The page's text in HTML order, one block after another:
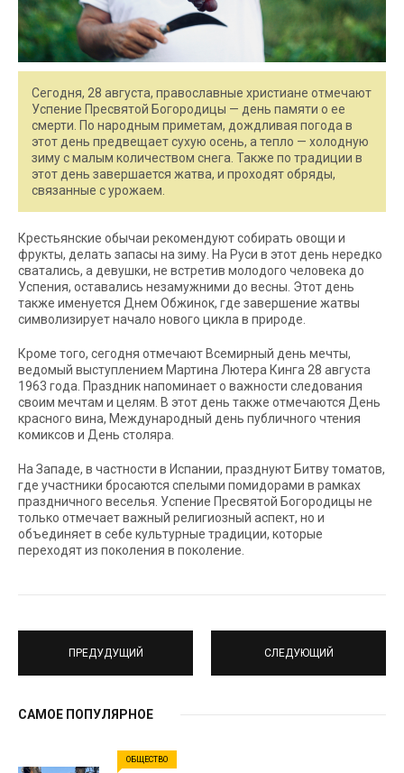
Сегодня, 28 августа, православные христиане отмечают
Успение Пресвятой Богородицы — день памяти о ее
смерти. По народным приметам, дождливая погода в
этот день предвещает сухую осень, а тепло — холодную
зиму с малым количеством снега. Также по традиции в
этот день завершается жатва, и проходят обряды,
связанные с урожаем.
Крестьянские обычаи рекомендуют собирать овощи и
фрукты, делать запасы на зиму. На Руси в этот день нередко
сватались, а девушки, не встретив молодого человека до
Успения, оставались незамужними до весны. Этот день
также именуется Днем Обжинок, где завершение жатвы
символизирует начало нового цикла в природе.
Кроме того, сегодня отмечают Всемирный день мечты,
ведомый выступлением Мартина Лютера Кинга 28 августа
1963 года. Праздник напоминает о важности следования
своим мечтам и целям. В этот день также отмечаются День
красного вина, Международный день публичного чтения
комиксов и День столяра.
На Западе, в частности в Испании, празднуют Битву томатов,
где участники бросаются спелыми помидорами в рамках
праздничного веселья. Успение Пресвятой Богородицы не
только отмечает важный религиозный аспект, но и
объединяет в себе культурные традиции, которые
переходят из поколения в поколение.
ПРЕДУДУЩИЙ СЛЕДУЮЩИЙ
САМОЕ ПОПУЛЯРНОЕ
ОБЩЕСТВО